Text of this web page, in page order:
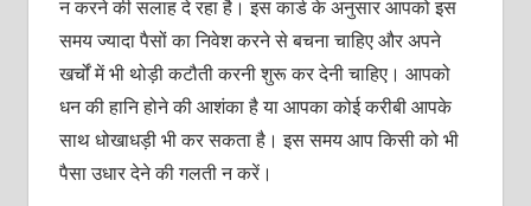
न करने की सलाह दे रहा है। इस कार्ड के अनुसार आपको इस
समय ज्‍यादा पैसों का निवेश करने से बचना चाहिए और अपने
खर्चों में भी थोड़ी कटौती करनी शुरू कर देनी चाहिए। आपको
धन की हानि होने की आशंका है या आपका कोई करीबी आपके
साथ धोखाधड़ी भी कर सकता है। इस समय आप किसी को भी
पैसा उधार देने की गलती न करें।